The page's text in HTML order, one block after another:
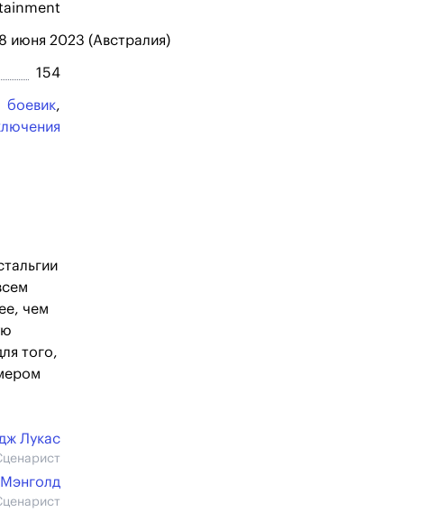
июня 2023 (Австралия)
154
боевик,
чем
того,
Лукас